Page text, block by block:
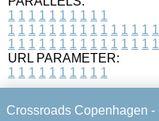
1 1 1 1 1 1 1 1 1 1
1 1 1 1 1 1 1 1 1 1 1 1 1 1 1
1 1 1 1 1 1 1 1 1 1 1 1 1 1 1
URL PARAMETER:
1 1 1 1 1 1 1 1 1 1
Crossroads Copenhagen -